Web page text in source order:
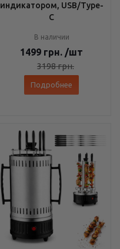
индикатором, USB/Type-
C
В наличии
1499 грн. /шт
3198грн.
Подробнее